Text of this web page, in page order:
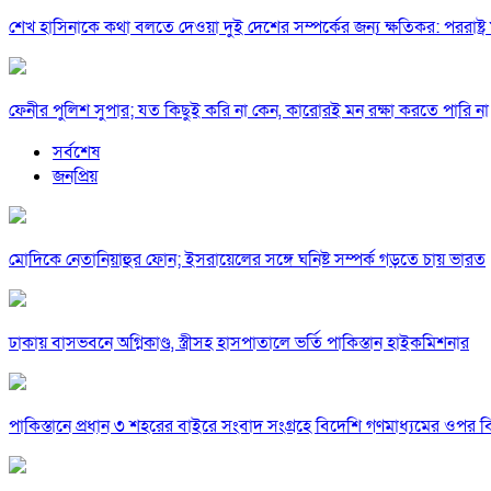
শেখ হাসিনাকে কথা বলতে দেওয়া দুই দেশের সম্পর্কের জন্য ক্ষতিকর: পররাষ্ট্র
ফেনীর পুলিশ সুপার; যত কিছুই করি না কেন, কারোরই মন রক্ষা করতে পারি না
সর্বশেষ
জনপ্রিয়
মোদিকে নেতানিয়াহুর ফোন; ইসরায়েলের সঙ্গে ঘনিষ্ট সম্পর্ক গড়তে চায় ভারত
ঢাকায় বাসভবনে অগ্নিকাণ্ড, স্ত্রীসহ হাসপাতালে ভর্তি পাকিস্তান হাইকমিশনার
পাকিস্তানে প্রধান ৩ শহরের বাইরে সংবাদ সংগ্রহে বিদেশি গণমাধ্যমের ওপর